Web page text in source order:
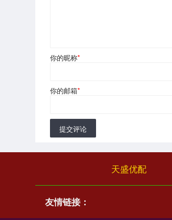
你的昵称*
你的邮箱*
提交评论
天盛优配
友情链接：